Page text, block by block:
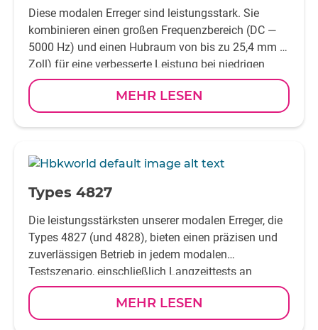
Diese modalen Erreger sind leistungsstark. Sie
kombinieren einen großen Frequenzbereich (DC —
5000 Hz) und einen Hubraum von bis zu 25,4 mm (1
Zoll) für eine verbesserte Leistung bei niedrigen
Frequenzen. Die Types 4825 (und 4826) sind für
Impuls-, Sinus- und Zufallssignale geeignet und
können für SISO- und SIMO-Tests von Motoren und
anderen kleinen mechanischen Komponenten sowie
werden.
MEHR LESEN
-
Types 4827
Die leistungsstärksten unserer modalen Erreger, die
Types 4827 (und 4828), bieten einen präzisen und
zuverlässigen Betrieb in jedem modalen
Testszenario, einschließlich Langzeittests an
überdimensionierten mechanischen Strukturen
sowie Anwendungen mit MISO- und MISO-
Konfigurationen. Geeignet für Impuls-, Sinus- und
MEHR LESEN